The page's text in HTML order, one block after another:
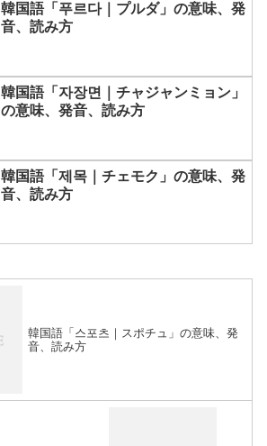
韓国語「푸르다｜プルダ」の意味、発
音、読み方
韓国語「자장면｜チャジャンミョン」
の意味、発音、読み方
韓国語「제목｜チェモク」の意味、発
音、読み方
韓国語「스포츠｜スポチュ」の意味、発
音、読み方